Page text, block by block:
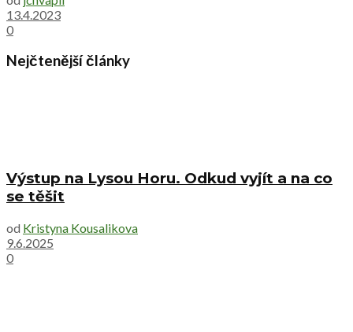
13.4.2023
0
Nejčtenější články
Výstup na Lysou Horu. Odkud vyjít a na co
se těšit
od Kristyna Kousalikova
9.6.2025
0